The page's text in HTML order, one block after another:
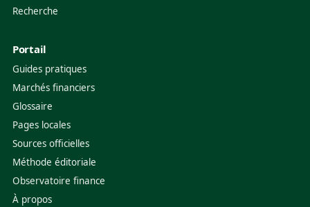
Recherche
Portail
Guides pratiques
Marchés financiers
Glossaire
Pages locales
Sources officielles
Méthode éditoriale
Observatoire finance
À propos